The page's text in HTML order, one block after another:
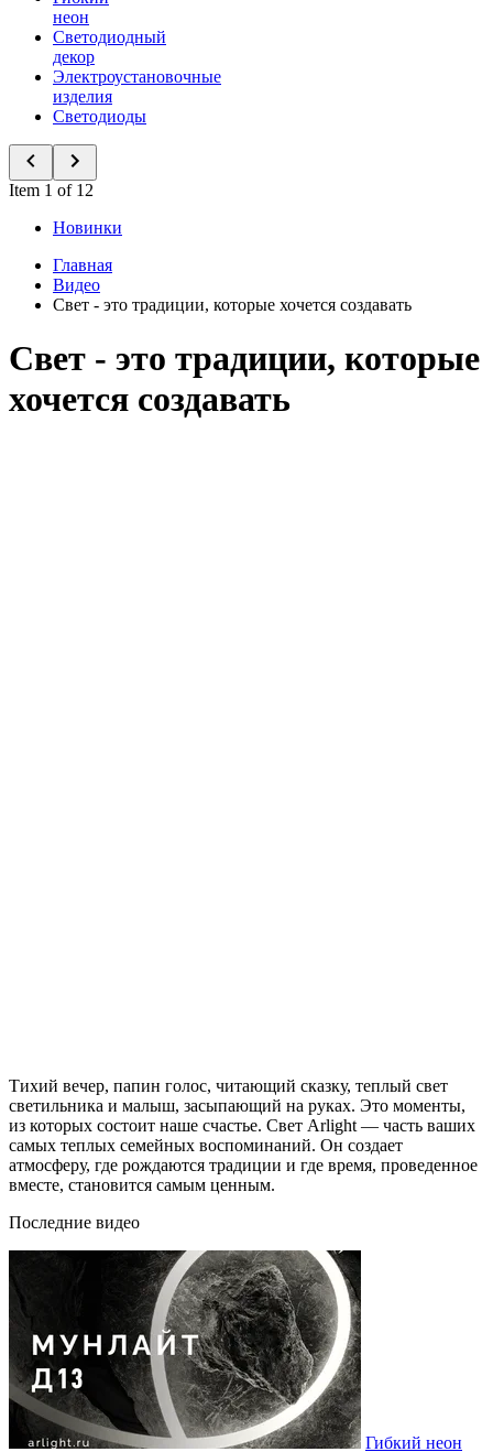
неон
Светодиодный
декор
Электроустановочные
изделия
Светодиоды
Item 1 of 12
Новинки
Главная
Видео
Свет - это традиции, которые хочется создавать
Свет - это традиции, которые
хочется создавать
Тихий вечер, папин голос, читающий сказку, теплый свет
светильника и малыш, засыпающий на руках. Это моменты,
из которых состоит наше счастье. Свет Arlight — часть ваших
самых теплых семейных воспоминаний. Он создает
атмосферу, где рождаются традиции и где время, проведенное
вместе, становится самым ценным.
Последние видео
Гибкий неон